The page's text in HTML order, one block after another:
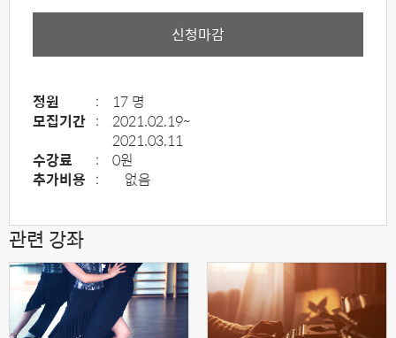
신청마감
정원 :
17 명
모집기간 :
2021.02.19~
2021.03.11
수강료
:
0원
추가비용 : 없음
관련 강좌